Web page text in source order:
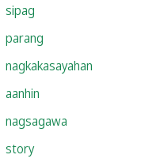
sipag
parang
nagkakasayahan
aanhin
nagsagawa
story